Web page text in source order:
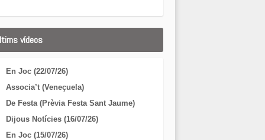
vídeos
En Joc (22/07/26)
Associa’t (Veneçuela)
De Festa (Prèvia Festa Sant Jaume)
Dijous Notícies (16/07/26)
En Joc (15/07/26)